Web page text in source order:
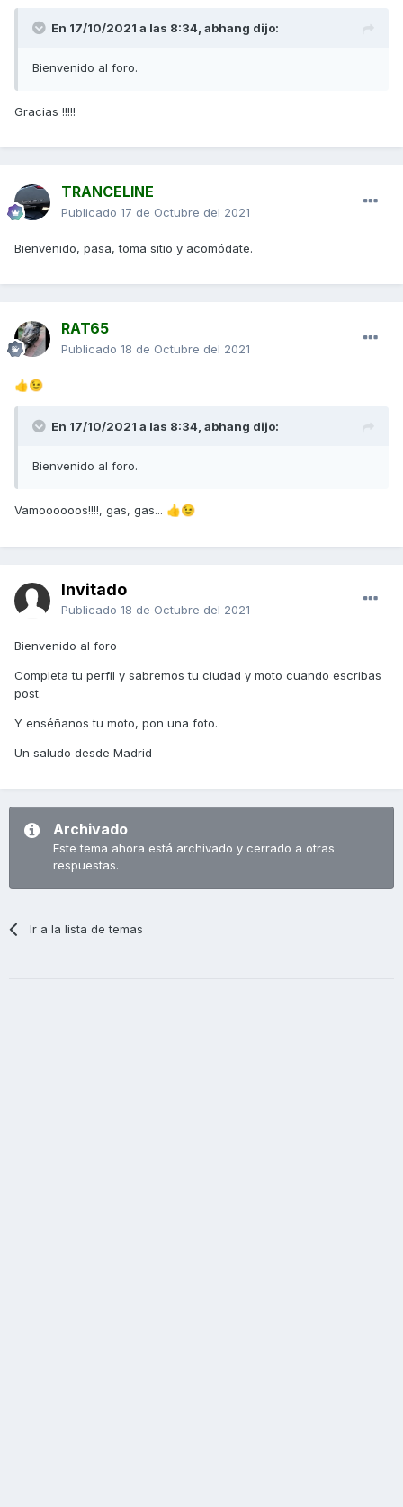
En 17/10/2021 a las 8:34, abhang dijo:
Bienvenido al foro.
Gracias !!!!!
TRANCELINE
Publicado 17 de Octubre del 2021
Bienvenido, pasa, toma sitio y acomódate.
RAT65
Publicado 18 de Octubre del 2021
👍😉
En 17/10/2021 a las 8:34, abhang dijo:
Bienvenido al foro.
Vamoooooos!!!!, gas, gas... 👍😉
Invitado
Publicado 18 de Octubre del 2021
Bienvenido al foro
Completa tu perfil y sabremos tu ciudad y moto cuando escribas
post.
Y enséñanos tu moto, pon una foto.
Un saludo desde Madrid
Archivado
Este tema ahora está archivado y cerrado a otras
respuestas.
Ir a la lista de temas